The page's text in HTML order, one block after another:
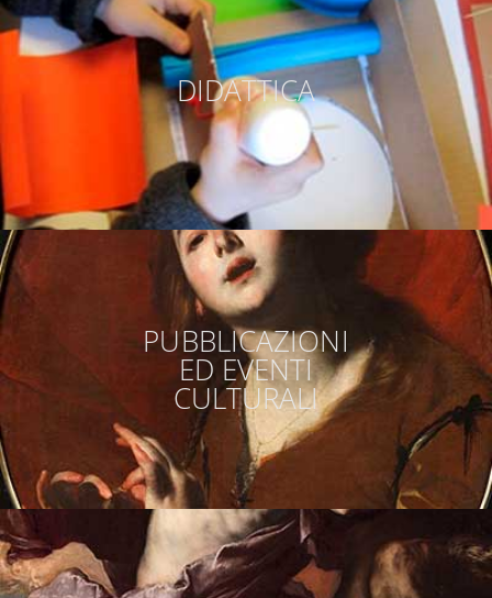
DIDATTICA
PUBBLICAZIONI
ED EVENTI
CULTURALI